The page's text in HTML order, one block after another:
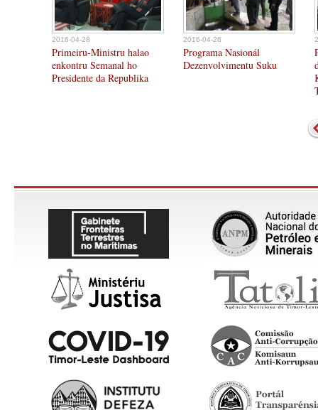
2016-04-28
Primeiru-Ministru halao
enkontru Semanal ho
Presidente da Republika
2016-04-26
Programa Nasionál
Dezenvolvimentu Suku